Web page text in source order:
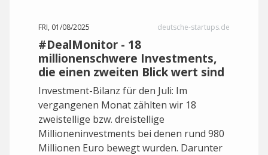
FRI, 01/08/2025 deutsche-startups.de
#DealMonitor - 18
millionenschwere Investments,
die einen zweiten Blick wert sind
Investment-Bilanz für den Juli: Im
vergangenen Monat zählten wir 18
zweistellige bzw. dreistellige
Millioneninvestments bei denen rund 980
Millionen Euro bewegt wurden. Darunter